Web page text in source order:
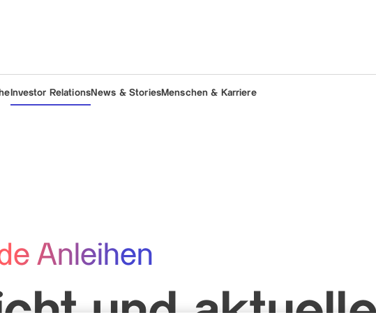
Investor RelationsNews & StoriesMenschen & Karriere
Anleihen